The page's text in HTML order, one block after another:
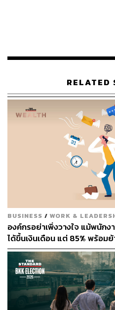
RELATED
BUSINESS / WORK &
องค์กรอย่าเพิ่งวางใจ แม้พนักง
ได้ขึ้นเงินเดือน แต่ 85% พร้อมย้
อร์ส ชี้เงินเดือนไม่ใช่คำตอบเดีย